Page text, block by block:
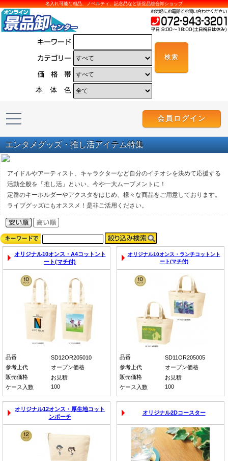
名入れ可能な粗品、ノベルティ、記念品など販促品総合卸ショップ
本 体 色
会員ログイン
エンタメグッズ・推し活アイテム特集
アイドルやアーティスト、キャラクターなど自分のイチオシを決めて応援する
活動全般を「推し活」といい、今や一大ムーブメントに！
定番のキーホルダーやアクスタをはじめ、様々な商品をご用意しております。
ライブグッズにもオススメ！是非ご活用ください。
オリジナル10オンス・A4コットント
ート(マチ付)
品番
SD12OR205010
参考上代
オープン価格
販売価格
お見積
ケース入数
100
オリジナル10オンス・ランチコットント
ート(マチ付)
品番
SD11OR205005
参考上代
オープン価格
販売価格
お見積
ケース入数
100
オリジナル12オンス・厚生地コット
ンポーチ
オリジナル2Dコースター